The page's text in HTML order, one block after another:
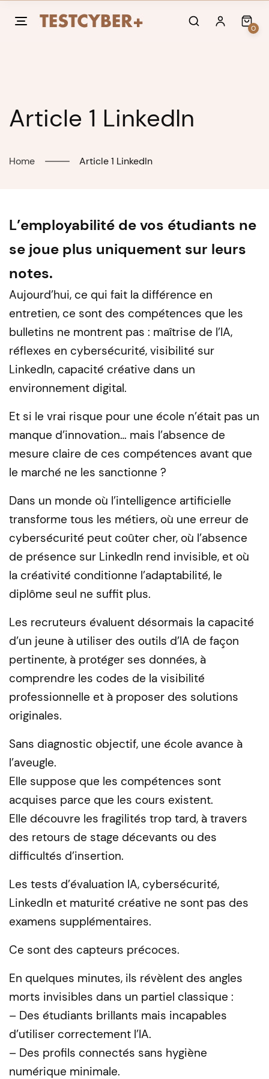
0
Article 1 LinkedIn
Home Article 1 LinkedIn
L’employabilité de vos étudiants ne
se joue plus uniquement sur leurs
notes.
Aujourd’hui, ce qui fait la différence en
entretien, ce sont des compétences que les
bulletins ne montrent pas : maîtrise de l’IA,
réflexes en cybersécurité, visibilité sur
LinkedIn, capacité créative dans un
environnement digital.
Et si le vrai risque pour une école n’était pas un
manque d’innovation… mais l’absence de
mesure claire de ces compétences avant que
le marché ne les sanctionne ?
Dans un monde où l’intelligence artificielle
transforme tous les métiers, où une erreur de
cybersécurité peut coûter cher, où l’absence
de présence sur LinkedIn rend invisible, et où
la créativité conditionne l’adaptabilité, le
diplôme seul ne suffit plus.
Les recruteurs évaluent désormais la capacité
d’un jeune à utiliser des outils d’IA de façon
pertinente, à protéger ses données, à
comprendre les codes de la visibilité
professionnelle et à proposer des solutions
originales.
Sans diagnostic objectif, une école avance à
l’aveugle.
Elle suppose que les compétences sont
acquises parce que les cours existent.
Elle découvre les fragilités trop tard, à travers
des retours de stage décevants ou des
difficultés d’insertion.
Les tests d’évaluation IA, cybersécurité,
LinkedIn et maturité créative ne sont pas des
examens supplémentaires.
Ce sont des capteurs précoces.
En quelques minutes, ils révèlent des angles
morts invisibles dans un partiel classique :
– Des étudiants brillants mais incapables
d’utiliser correctement l’IA.
– Des profils connectés sans hygiène
numérique minimale.